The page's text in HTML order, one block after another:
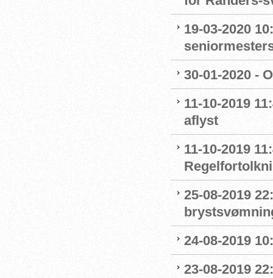
19-03-2020
30-01-2020 -
11-10-2019
aflyst
11-10-2019
25-08-2019
24-08-2019
23-08-2019